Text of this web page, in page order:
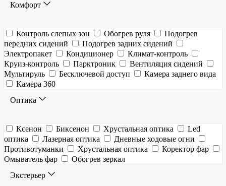
Комфорт
Контроль слепых зон Обогрев руля
Подогрев
передних сидений
Подогрев задних сидений
Электропакет
Кондиционер
Климат-контроль
Круиз-контроль
Парктроник
Вентиляция сидений
Мультируль
Бесключевой доступ
Камера заднего вида
Камера 360
Оптика
Ксенон Биксенон Хрустальная оптика
Led
оптика
Лазерная оптика
Дневные ходовые огни
Противотуманки
Хрустальная оптика
Коректор фар
Омыватель фар
Обогрев зеркал
Экстерьер